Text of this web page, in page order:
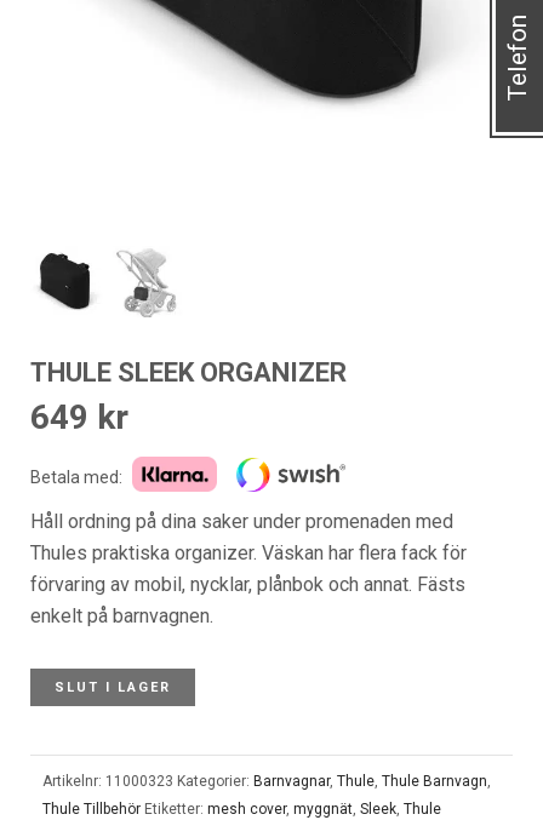
THULE SLEEK ORGANIZER
649 kr
Betala med:
Håll ordning på dina saker under promenaden med
Thules praktiska organizer. Väskan har flera fack för
förvaring av mobil, nycklar, plånbok och annat. Fästs
enkelt på barnvagnen.
SLUT I LAGER
Artikelnr: 11000323 Kategorier: Barnvagnar, Thule, Thule Barnvagn,
Thule Tillbehör Etiketter: mesh cover, myggnät, Sleek, Thule
Telefon